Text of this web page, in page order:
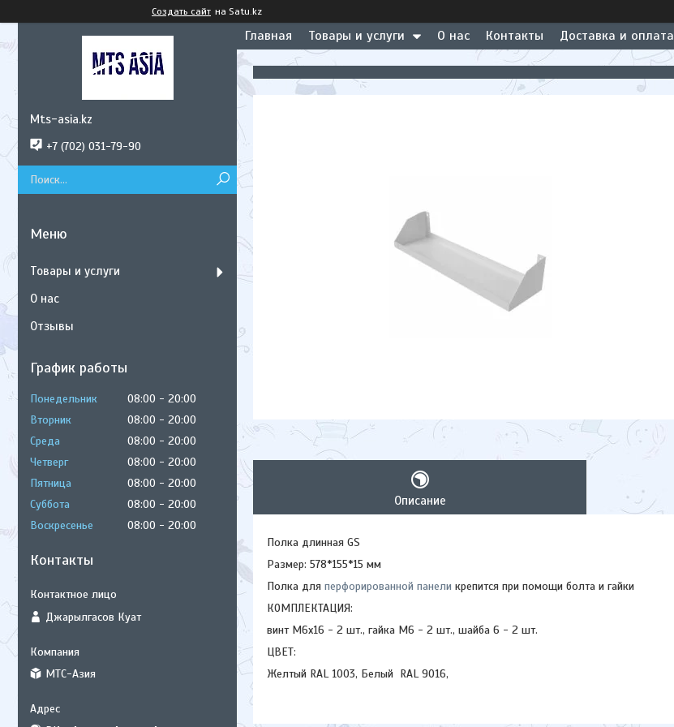
Создать сайт на Satu.kz
Главная Товары и услуги О нас Контакты Доставка и оплата
Описание
Полка длинная GS
Размер: 578*155*15 мм
Полка для перфорированной панели крепится при помощи болта и гайки
КОМПЛЕКТАЦИЯ:
винт М6х16 - 2 шт., гайка М6 - 2 шт., шайба 6 - 2 шт.
ЦВЕТ:
Желтый RAL 1003, Белый RAL 9016,
Mts-asia.kz
+7 (702) 031-79-90
Товары и услуги
О нас
Отзывы
График работы
Понедельник 08:00
20:00
Вторник
08:00
20:00
Среда
08:00
20:00
Четверг
08:00
20:00
Пятница
08:00
20:00
Суббота
08:00
20:00
Воскресенье
08:00 20:00
Контакты
Джарылгасов Куат
МТС-Азия